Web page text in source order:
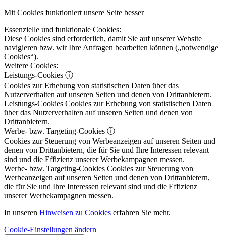
Mit Cookies funktioniert unsere Seite besser
Essenzielle und funktionale Cookies:
Diese Cookies sind erforderlich, damit Sie auf unserer Website
navigieren bzw. wir Ihre Anfragen bearbeiten können („notwendige
Cookies“).
Weitere Cookies:
Leistungs-Cookies ⓘ
Cookies zur Erhebung von statistischen Daten über das
Nutzerverhalten auf unseren Seiten und denen von Drittanbietern.
Leistungs-Cookies Cookies zur Erhebung von statistischen Daten
über das Nutzerverhalten auf unseren Seiten und denen von
Drittanbietern.
Werbe- bzw. Targeting-Cookies ⓘ
Cookies zur Steuerung von Werbeanzeigen auf unseren Seiten und
denen von Drittanbietern, die für Sie und Ihre Interessen relevant
sind und die Effizienz unserer Werbekampagnen messen.
Werbe- bzw. Targeting-Cookies Cookies zur Steuerung von
Werbeanzeigen auf unseren Seiten und denen von Drittanbietern,
die für Sie und Ihre Interessen relevant sind und die Effizienz
unserer Werbekampagnen messen.
In unseren Hinweisen zu Cookies erfahren Sie mehr.
Cookie-Einstellungen ändern